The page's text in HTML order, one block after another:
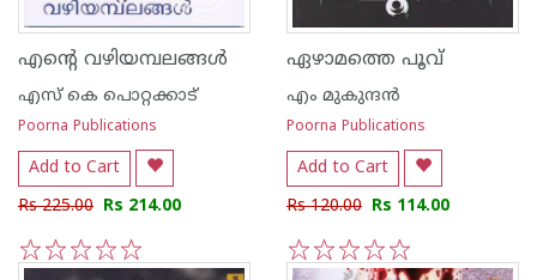
എന്റെ വഴിയമ്പലങ്ങള്‍
എസ്‌ കെ പൊറ്റക്കാട്‌
Poorna Publications
Add to Cart
Rs 225.00 Rs 214.00
5
4
3
2
1
ഏഴാമത്തെ പൂവ്
എം മുകുന്ദ‌ന്‍
Poorna Publications
Add to Cart
Rs 120.00 Rs 114.00
5
4
3
2
1